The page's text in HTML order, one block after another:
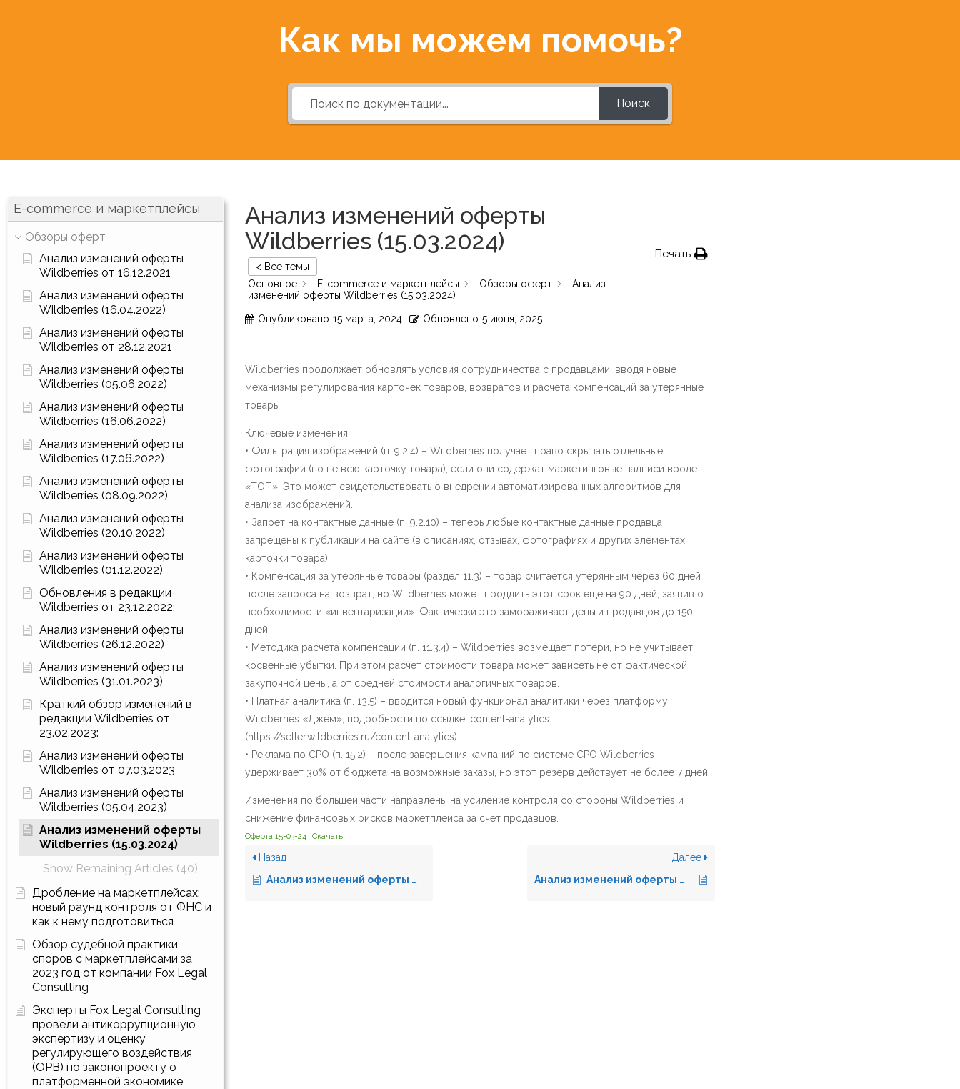
Как мы можем помочь?
Поиск
E-commerce и маркетплейсы
Обзоры оферт
Анализ изменений оферты
Wildberries от 16.12.2021
Анализ изменений оферты
Wildberries (16.04.2022)
Анализ изменений оферты
Wildberries от 28.12.2021
Анализ изменений оферты
Wildberries (05.06.2022)
Анализ изменений оферты
Wildberries (16.06.2022)
Анализ изменений оферты
Wildberries (17.06.2022)
Анализ изменений оферты
Wildberries (08.09.2022)
Анализ изменений оферты
Wildberries (20.10.2022)
Анализ изменений оферты
Wildberries (01.12.2022)
Обновления в редакции
Wildberries от 23.12.2022:
Анализ изменений оферты
Wildberries (26.12.2022)
Анализ изменений оферты
Wildberries (31.01.2023)
Краткий обзор изменений в
редакции Wildberries от
23.02.2023:
Анализ изменений оферты
Wildberries от 07.03.2023
Анализ изменений оферты
Wildberries (05.04.2023)
Анализ изменений оферты
Wildberries (15.03.2024)
Show Remaining Articles (40)
Дробление на маркетплейсах:
новый раунд контроля от ФНС и
как к нему подготовиться
Обзор судебной практики
споров с маркетплейсами за
2023 год от компании Fox Legal
Consulting
Эксперты Fox Legal Consulting
провели антикоррупционную
экспертизу и оценку
регулирующего воздействия
(ОРВ) по законопроекту о
платформенной экономике
Анализ изменений оферты
Wildberries (15.03.2024)
< Все темы
Основное
E-commerce и маркетплейсы Обзоры оферт
Анализ
изменений оферты Wildberries (15.03.2024)
Печать
Опубликовано 15 марта, 2024 Обновлено 5 июня, 2025
Wildberries продолжает обновлять условия сотрудничества с продавцами, вводя новые
механизмы регулирования карточек товаров, возвратов и расчета компенсаций за утерянные
товары.
Ключевые изменения:
• Фильтрация изображений (п. 9.2.4) – Wildberries получает право скрывать отдельные
фотографии (но не всю карточку товара), если они содержат маркетинговые надписи вроде
«ТОП». Это может свидетельствовать о внедрении автоматизированных алгоритмов для
анализа изображений.
• Запрет на контактные данные (п. 9.2.10) – теперь любые контактные данные продавца
запрещены к публикации на сайте (в описаниях, отзывах, фотографиях и других элементах
карточки товара).
• Компенсация за утерянные товары (раздел 11.3) – товар считается утерянным через 60 дней
после запроса на возврат, но Wildberries может продлить этот срок еще на 90 дней, заявив о
необходимости «инвентаризации». Фактически это замораживает деньги продавцов до 150
дней.
• Методика расчета компенсации (п. 11.3.4) – Wildberries возмещает потери, но не учитывает
косвенные убытки. При этом расчет стоимости товара может зависеть не от фактической
закупочной цены, а от средней стоимости аналогичных товаров.
• Платная аналитика (п. 13.5) – вводится новый функционал аналитики через платформу
Wildberries «Джем», подробности по ссылке: content-analytics
(https://seller.wildberries.ru/content-analytics).
• Реклама по CPO (п. 15.2) – после завершения кампаний по системе CPO Wildberries
удерживает 30% от бюджета на возможные заказы, но этот резерв действует не более 7 дней.
Изменения по большей части направлены на усиление контроля со стороны Wildberries и
снижение финансовых рисков маркетплейса за счет продавцов.
Оферта 15-03-24 Скачать
Назад
Анализ изменений оферты Wildberries (03.03.2024)
Далее
Анализ изменений оферты Wildberries (29.03.2024)